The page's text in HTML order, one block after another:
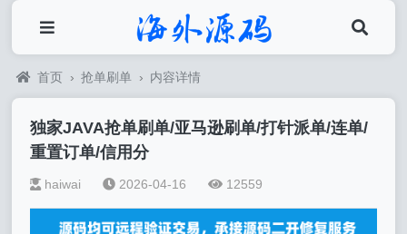
首页 › 抢单刷单 › 内容详情
独家JAVA抢单刷单/亚马逊刷单/打针派单/连单/
重置订单/信用分
haiwai 2026-04-16 12559